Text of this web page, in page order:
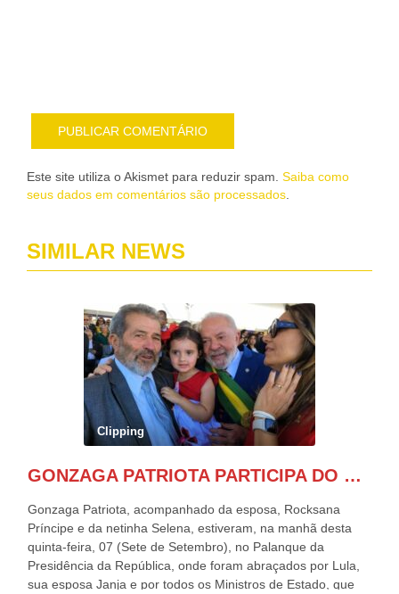
Este site utiliza o Akismet para reduzir spam. Saiba como
seus dados em comentários são processados
SIMILAR NEWS
Clipping
GONZAGA PATRIOTA PARTICIPA DO DESFILE DA INDEPENDÊNCIA NO PALANQUE DA PRESIDÊNCIA DA REPÚBLICA E É ABRAÇADO POR LULA E POR GERALDO ALCKMIN.
Gonzaga Patriota, acompanhado da esposa, Rocksana
Príncipe e da netinha Selena, estiveram, na manhã desta
quinta-feira, 07 (Sete de Setembro), no Palanque da
Presidência da República, onde foram abraçados por Lula,
sua esposa Janja e por todos os Ministros de Estado, que